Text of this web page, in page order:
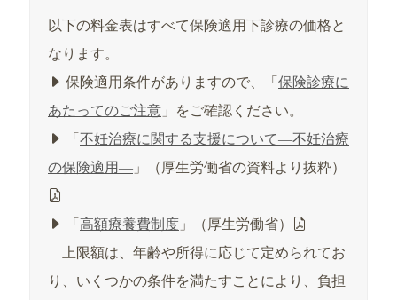
以下の料金表はすべて保険適用下診療の価格と
なります。
保険適用条件がありますので、「 保険診療に
あたってのご注意 」をご確認ください。
「 不妊治療に関する支援について―不妊治療
の保険適用― 」（厚生労働省の資料より抜粋）
「 高額療養費制度 」（厚生労働省）
上限額は、年齢や所得に応じて定められてお
り、いくつかの条件を満たすことにより、負担